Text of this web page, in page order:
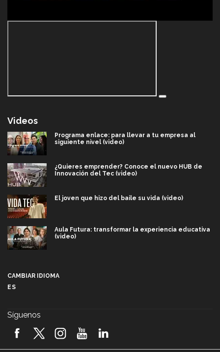
Videos
Programa enlace: para llevar a tu empresa al
siguiente nivel (video)
¿Quieres emprender? Conoce el nuevo HUB de
Innovación del Tec (video)
El joven que hizo del baile su vida (video)
Aula Futura: transformar la experiencia educativa
(video)
2026! (video)
CAMBIAR IDIOMA
ES
Síguenos